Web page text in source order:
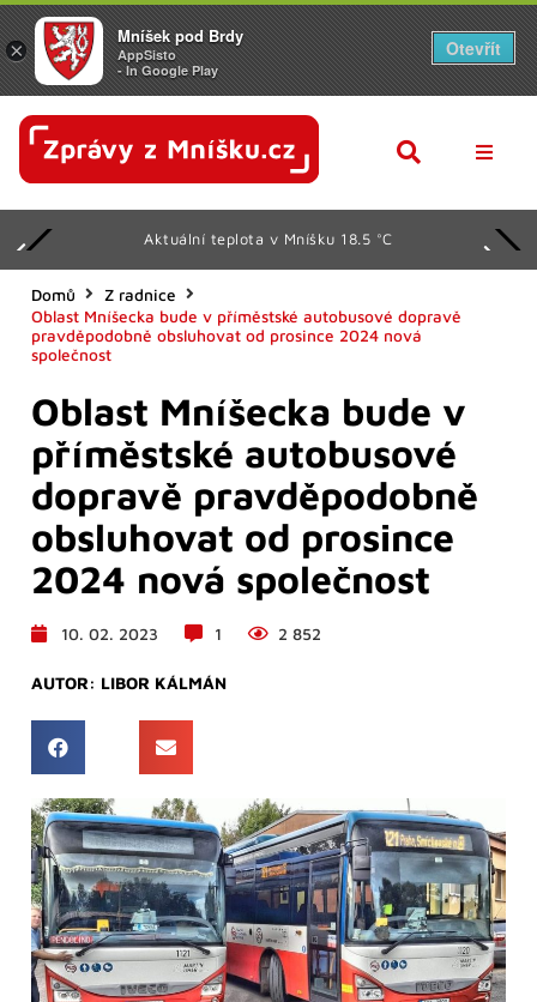
Z
DALŠÍ
Aktuální teplota v Mníšku 18.5 °C
Domů
Z radnice
Oblast Mníšecka bude v příměstské autobusové dopravě
pravděpodobně obsluhovat od prosince 2024 nová
společnost
Oblast Mníšecka bude v
příměstské autobusové
dopravě pravděpodobně
obsluhovat od prosince
2024 nová společnost
10. 02. 2023 1 2 852
AUTOR: LIBOR KÁLMÁN
×
Mníšek pod Brdy
AppSisto
- In Google Play
Otevřít